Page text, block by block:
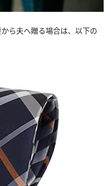
ら夫へ贈る場合は、以下の